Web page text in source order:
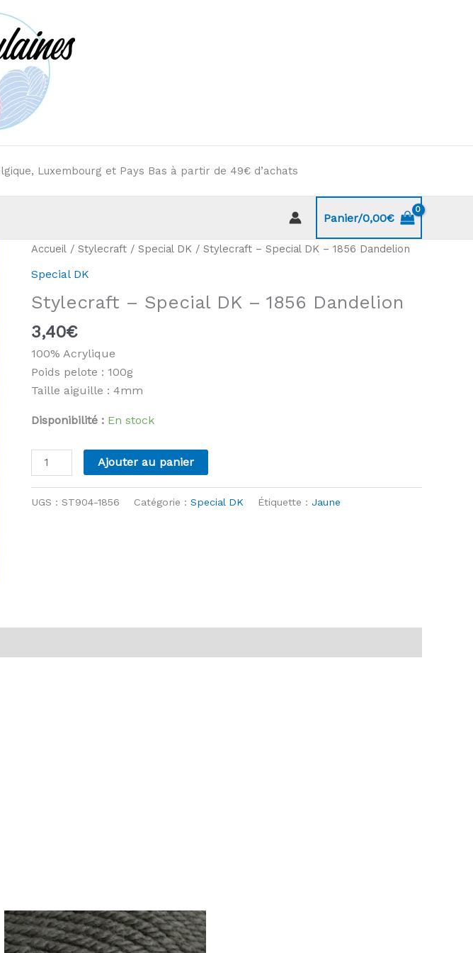
Luxembourg et Pays Bas à partir de 49€ d’achats
Panier/0,00€
Accueil / Stylecraft / Special DK / Stylecraft – Special DK – 1856 Dandelion
Special DK
Stylecraft – Special DK – 1856 Dandelion
3,40€
100% Acrylique
Poids pelote : 100g
Taille aiguille : 4mm
Disponibilité : En stock
quantité
de
Ajouter au panier
UGS : ST904-1856 Catégorie : Special DK Étiquette : Jaune